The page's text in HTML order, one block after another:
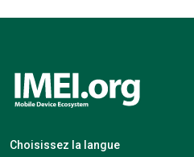
Choisissez la langue